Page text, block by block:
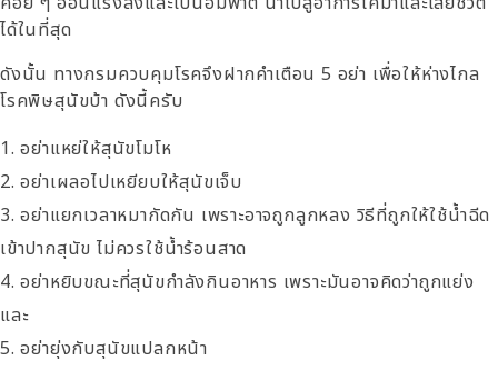
ได้ในที่สุด
ดังนั้น ทางกรมควบคุมโรคจึงฝากคำเตือน 5 อย่า เพื่อให้ห่างไกล
โรคพิษสุนัขบ้า ดังนี้ครับ
อย่าแหย่ให้สุนัขโมโห
อย่าเผลอไปเหยียบให้สุนัขเจ็บ
อย่าแยกเวลาหมากัดกัน เพราะอาจถูกลูกหลง วิธีที่ถูกให้ใช้น้ำฉีด
เข้าปากสุนัข ไม่ควรใช้น้ำร้อนสาด
อย่าหยิบขณะที่สุนัขกำลังกินอาหาร เพราะมันอาจคิดว่าถูกแย่ง
และ
อย่ายุ่งกับสุนัขแปลกหน้า